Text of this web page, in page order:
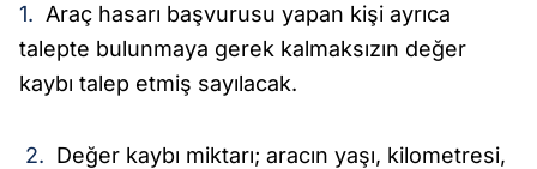
1. Araç hasarı başvurusu yapan kişi ayrıca
talepte bulunmaya gerek kalmaksızın değer
kaybı talep etmiş sayılacak.
2. Değer kaybı miktarı; aracın yaşı, kilometresi,